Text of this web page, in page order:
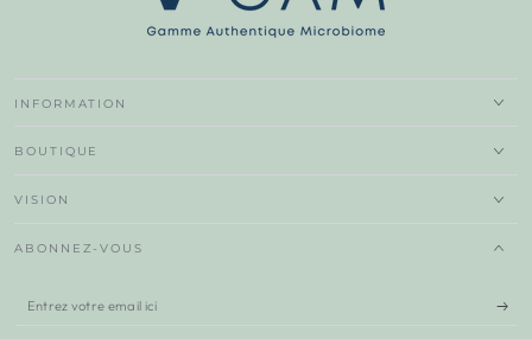
INFORMATION
BOUTIQUE
VISION
ABONNEZ-VOUS
Entrez